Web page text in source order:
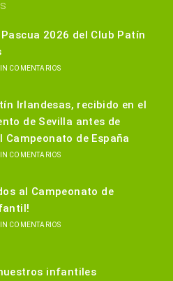
nueva
2026 del Club Patín
COMENTARIOS
Irlandesas, recibido en el
de Sevilla antes de
Campeonato de España
COMENTARIOS
al Campeonato de
COMENTARIOS
infantiles